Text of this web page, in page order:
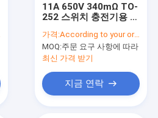
11A 650V 340mΩ TO-
252 스위치 충전기용 고
가격:According to your order requirement
MOQ:주문 요구 사항에 따라
최신 가격 받기
지금 연락